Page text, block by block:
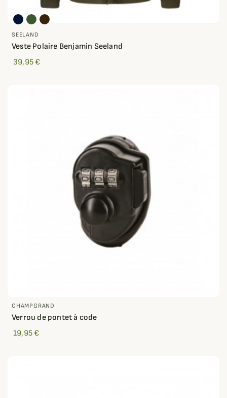
SEELAND
Veste Polaire Benjamin Seeland
39,95 €
CHAMPGRAND
Verrou de pontet à code
19,95 €